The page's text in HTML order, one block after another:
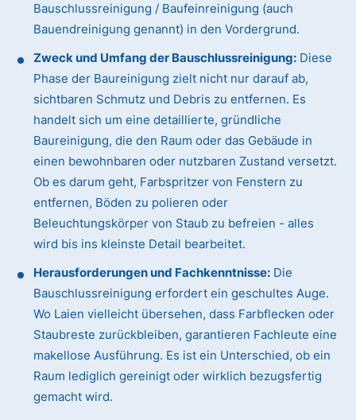
Bauschlussreinigung / Baufeinreinigung (auch
Bauendreinigung genannt) in den Vordergrund.
Zweck und Umfang der Bauschlussreinigung: Diese
Phase der Baureinigung zielt nicht nur darauf ab,
sichtbaren Schmutz und Debris zu entfernen. Es
handelt sich um eine detaillierte, gründliche
Baureinigung, die den Raum oder das Gebäude in
einen bewohnbaren oder nutzbaren Zustand versetzt.
Ob es darum geht, Farbspritzer von Fenstern zu
entfernen, Böden zu polieren oder
Beleuchtungskörper von Staub zu befreien - alles
wird bis ins kleinste Detail bearbeitet.
Herausforderungen und Fachkenntnisse: Die
Bauschlussreinigung erfordert ein geschultes Auge.
Wo Laien vielleicht übersehen, dass Farbflecken oder
Staubreste zurückbleiben, garantieren Fachleute eine
makellose Ausführung. Es ist ein Unterschied, ob ein
Raum lediglich gereinigt oder wirklich bezugsfertig
gemacht wird.